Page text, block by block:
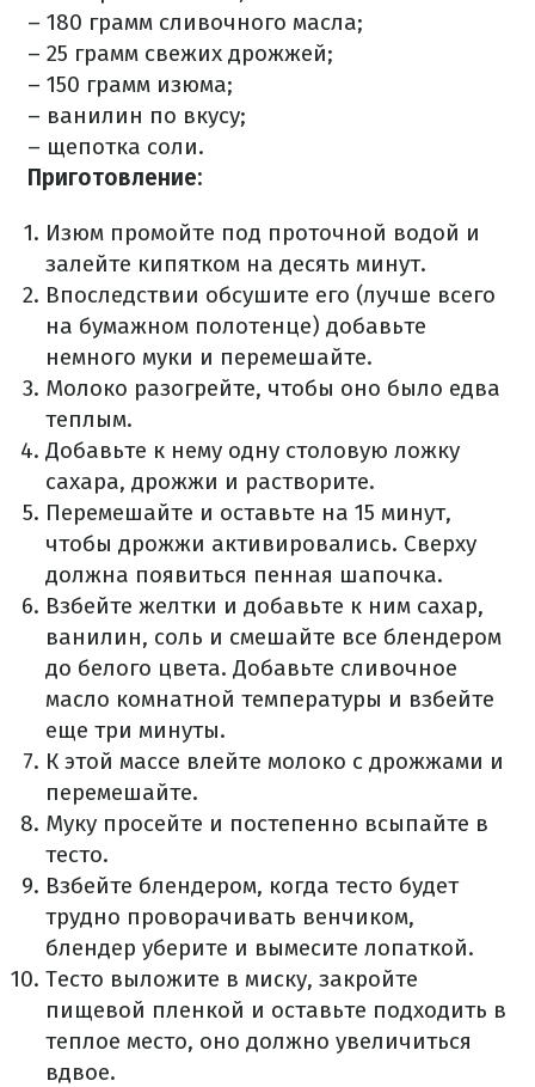
– 180 грамм сливочного масла;
– 25 грамм свежих дрожжей;
– 150 грамм изюма;
– ванилин по вкусу;
– щепотка соли.
Приготовление:
Изюм промойте под проточной водой и
залейте кипятком на десять минут.
Впоследствии обсушите его (лучше всего
на бумажном полотенце) добавьте
немного муки и перемешайте.
Молоко разогрейте, чтобы оно было едва
теплым.
Добавьте к нему одну столовую ложку
сахара, дрожжи и растворите.
Перемешайте и оставьте на 15 минут,
чтобы дрожжи активировались. Сверху
должна появиться пенная шапочка.
Взбейте желтки и добавьте к ним сахар,
ванилин, соль и смешайте все блендером
до белого цвета. Добавьте сливочное
масло комнатной температуры и взбейте
еще три минуты.
К этой массе влейте молоко с дрожжами и
перемешайте.
Муку просейте и постепенно всыпайте в
тесто.
Взбейте блендером, когда тесто будет
трудно проворачивать венчиком,
блендер уберите и вымесите лопаткой.
Тесто выложите в миску, закройте
пищевой пленкой и оставьте подходить в
теплое место, оно должно увеличиться
вдвое.